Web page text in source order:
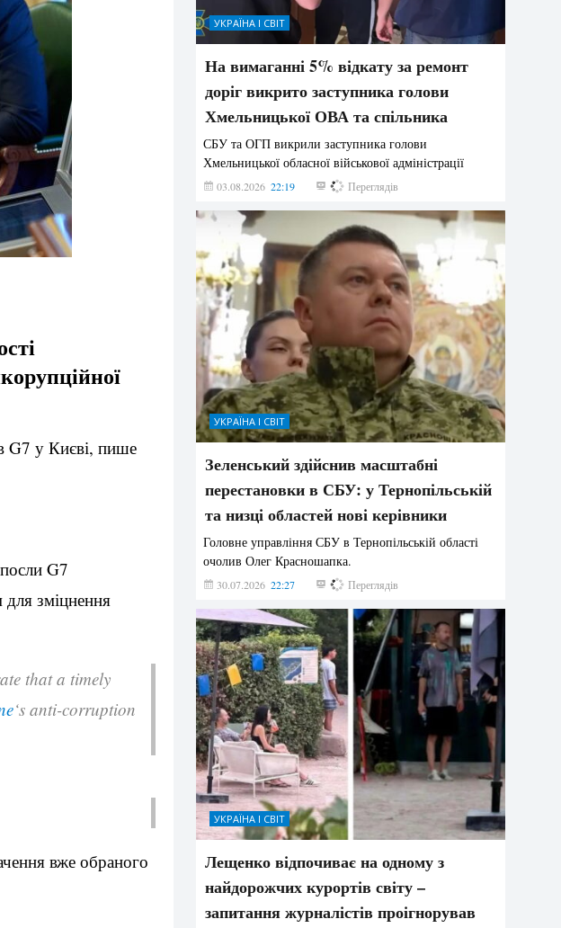
G7 у Києві, пише
G7
зміцнення
that a timely
‘s anti-corruption
вже обраного
УКРАЇНА І СВІТ
На вимаганні 5% відкату за ремонт
доріг викрито заступника голови
Хмельницької ОВА та спільника
СБУ та ОГП викрили заступника голови
Хмельницької обласної військової адміністрації
03.08.2026 22:19 841 Переглядів
УКРАЇНА І СВІТ
Зеленський здійснив масштабні
перестановки в СБУ: у Тернопільській
та низці областей нові керівники
Головне управління СБУ в Тернопільській області
очолив Олег Красношапка.
30.07.2026 22:27 632 Переглядів
УКРАЇНА І СВІТ
Лещенко відпочиває на одному з
найдорожчих курортів світу –
запитання журналістів проігнорував